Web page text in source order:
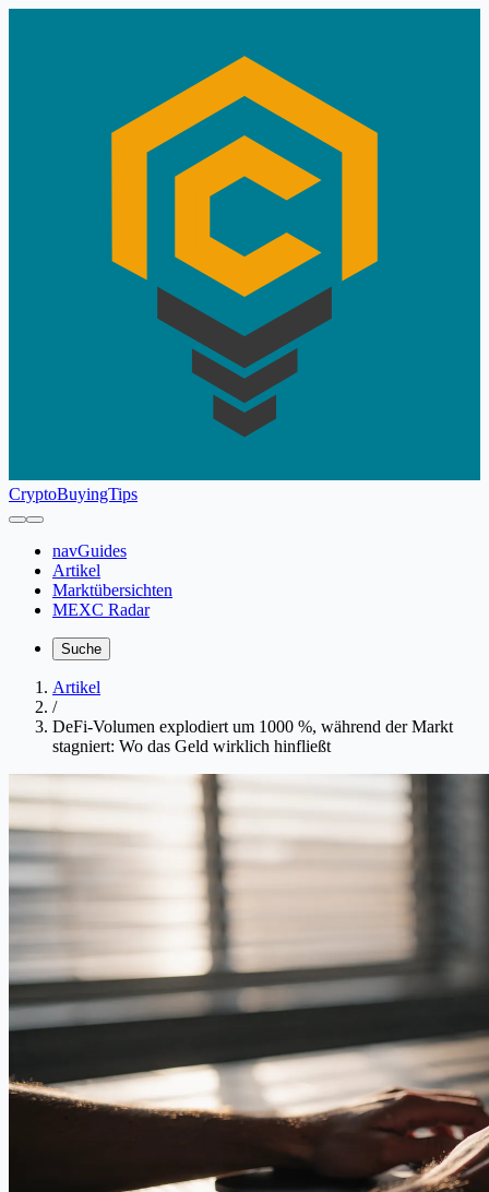
CryptoBuyingTips
navGuides
Artikel
Marktübersichten
MEXC Radar
Suche
Artikel
/
DeFi-Volumen explodiert um 1000 %, während der Markt
stagniert: Wo das Geld wirklich hinfließt